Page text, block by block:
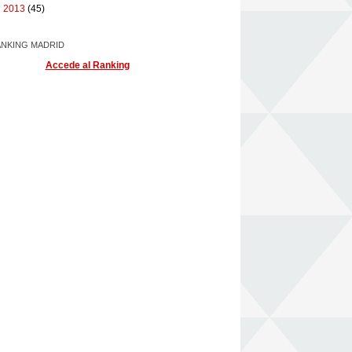
2013 (45)
MADRID
Accede al Ranking